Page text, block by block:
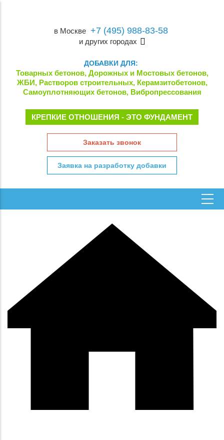
в Москве +7 (495) 988-83-58
и других городах
ДОБАВКИ ДЛЯ:
Товарных бетонов, Дорожных и Мостовых бетонов,
ЖБИ, Растворов строительных, Керамзитобетонов,
Самоуплотняющих бетонов, Вибропрессования
КРЕПКИЕ ОТНОШЕНИЯ - ЭТО ФУНДАМЕНТ
Заказать звонок
Заявка на разработку добавки